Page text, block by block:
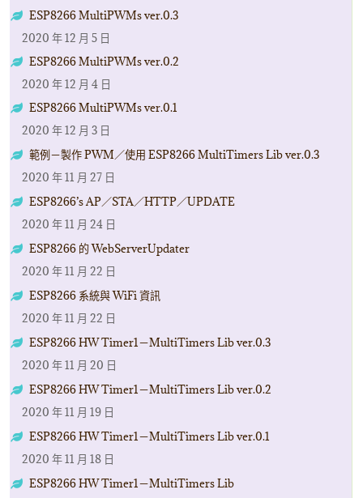
ESP8266 MultiPWMs ver.0.3
2020 年 12 月 5 日
ESP8266 MultiPWMs ver.0.2
2020 年 12 月 4 日
ESP8266 MultiPWMs ver.0.1
2020 年 12 月 3 日
範例－製作 PWM／使用 ESP8266 MultiTimers Lib ver.0.3
2020 年 11 月 27 日
ESP8266’s AP／STA／HTTP／UPDATE
2020 年 11 月 24 日
ESP8266 的 WebServerUpdater
2020 年 11 月 22 日
ESP8266 系統與 WiFi 資訊
2020 年 11 月 22 日
ESP8266 HW Timer1－MultiTimers Lib ver.0.3
2020 年 11 月 20 日
ESP8266 HW Timer1－MultiTimers Lib ver.0.2
2020 年 11 月 19 日
ESP8266 HW Timer1－MultiTimers Lib ver.0.1
2020 年 11 月 18 日
ESP8266 HW Timer1－MultiTimers Lib